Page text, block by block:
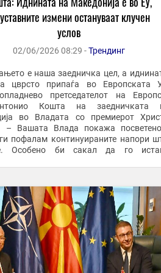
измени остануваат клучен
услов
02/06/2026 08:29 -Трендинг
е наша заедничка цел, а
цврсто припаѓа во Европската
претседателот на
Кошта на заедничката
во Владата со премиерот
– Вашата Влада покажа
пофалам континуираните напори
Особено би сакал да го